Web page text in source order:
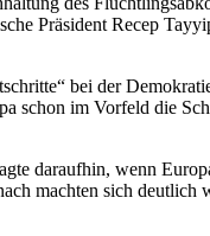
Präsident Recep
bei der
schon im Vorfeld die
daraufhin, wenn
machten sich deutlich